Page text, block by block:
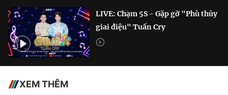
LIVE: Chạm 5S - Gặp gỡ "Phù thủy
giai điệu" Tuấn Cry
XEM THÊM